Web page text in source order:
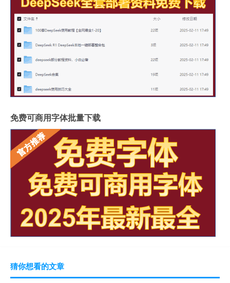
免费可商用字体批量下载
猜你想看的文章